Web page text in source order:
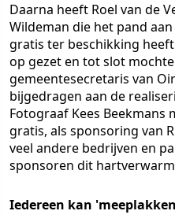
Daarna heeft Roel van de
Wildeman die het pand
gratis ter beschikking
op gezet en tot slot
gemeentesecretaris van
bijgedragen aan de
Fotograaf Kees Beekmans
gratis, als sponsoring van
veel andere bedrijven en
sponsoren dit
Iedereen kan